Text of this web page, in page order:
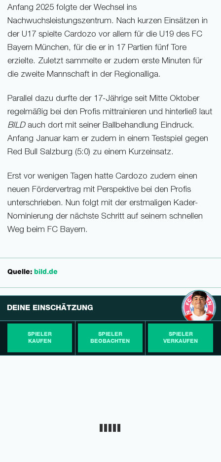
Anfang 2025 folgte der Wechsel ins
Nachwuchsleistungszentrum. Nach kurzen Einsätzen in
der U17 spielte Cardozo vor allem für die U19 des FC
Bayern München, für die er in 17 Partien fünf Tore
erzielte. Zuletzt sammelte er zudem erste Minuten für
die zweite Mannschaft in der Regionalliga.
Parallel dazu durfte der 17-Jährige seit Mitte Oktober
regelmäßig bei den Profis mittrainieren und hinterließ laut
BILDauch dort mit seiner Ballbehandlung Eindruck.
Anfang Januar kam er zudem in einem Testspiel gegen
Red Bull Salzburg (5:0) zu einem Kurzeinsatz.
Erst vor wenigen Tagen hatte Cardozo zudem einen
neuen Fördervertrag mit Perspektive bei den Profis
unterschrieben. Nun folgt mit der erstmaligen Kader-
Nominierung der nächste Schritt auf seinem schnellen
Weg beim FC Bayern.
Quelle: bild.de
DEINE EINSCHÄTZUNG
SPIELER
KAUFEN
SPIELER
BEOBACHTEN
SPIELER
VERKAUFEN